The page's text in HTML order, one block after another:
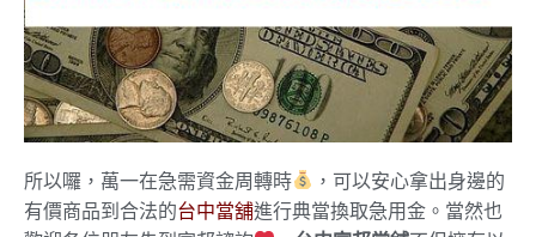
所以囉，萬一在急需資金周轉時
，可以安心拿出身邊的
有價商品到合法的台中當舖進行典當換取急用金。當然也